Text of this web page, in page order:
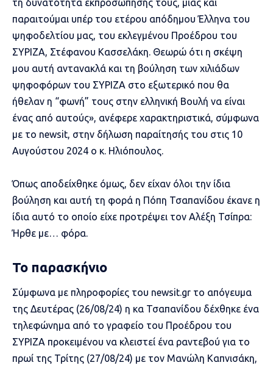
τη δυνατότητα εκπροσώπησής τους, μιας και
παραιτούμαι υπέρ του ετέρου απόδημου Έλληνα του
ψηφοδελτίου μας, του εκλεγμένου Προέδρου του
ΣΥΡΙΖΑ, Στέφανου Κασσελάκη. Θεωρώ ότι η σκέψη
μου αυτή αντανακλά και τη βούληση των χιλιάδων
ψηφοφόρων του ΣΥΡΙΖΑ στο εξωτερικό που θα
ήθελαν η “φωνή” τους στην ελληνική Βουλή να είναι
ένας από αυτούς», ανέφερε χαρακτηριστικά, σύμφωνα
με το newsit, στην δήλωση παραίτησής του στις 10
Αυγούστου 2024 ο κ. Ηλιόπουλος.
Όπως αποδείχθηκε όμως, δεν είχαν όλοι την ίδια
βούληση και αυτή τη φορά η Πόπη Τσαπανίδου έκανε η
ίδια αυτό το οποίο είχε προτρέψει τον Αλέξη Τσίπρα:
Ήρθε με… φόρα.
Το παρασκήνιο
Σύμφωνα με πληροφορίες του newsit.gr το απόγευμα
της Δευτέρας (26/08/24) η κα Τσαπανίδου δέχθηκε ένα
τηλεφώνημα από το γραφείο του Προέδρου του
ΣΥΡΙΖΑ προκειμένου να κλειστεί ένα ραντεβού για το
πρωί της Τρίτης (27/08/24) με τον Μανώλη Καπνισάκη,